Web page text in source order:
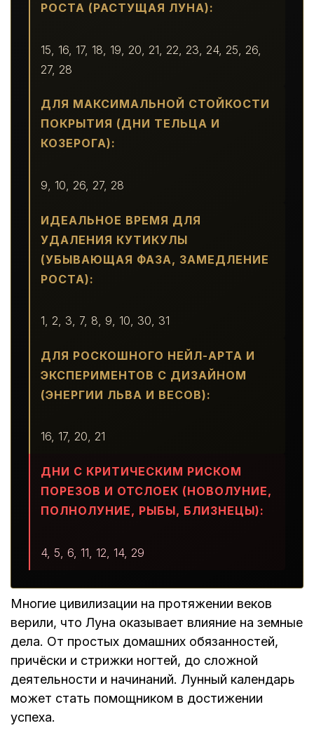
РОСТА (РАСТУЩАЯ ЛУНА):
15, 16, 17, 18, 19, 20, 21, 22, 23, 24, 25, 26,
27, 28
ДЛЯ МАКСИМАЛЬНОЙ СТОЙКОСТИ
ПОКРЫТИЯ (ДНИ ТЕЛЬЦА И
КОЗЕРОГА):
9, 10, 26, 27, 28
ИДЕАЛЬНОЕ ВРЕМЯ ДЛЯ
УДАЛЕНИЯ КУТИКУЛЫ
(УБЫВАЮЩАЯ ФАЗА, ЗАМЕДЛЕНИЕ
РОСТА):
1, 2, 3, 7, 8, 9, 10, 30, 31
ДЛЯ РОСКОШНОГО НЕЙЛ-АРТА И
ЭКСПЕРИМЕНТОВ С ДИЗАЙНОМ
(ЭНЕРГИИ ЛЬВА И ВЕСОВ):
16, 17, 20, 21
ДНИ С КРИТИЧЕСКИМ РИСКОМ
ПОРЕЗОВ И ОТСЛОЕК (НОВОЛУНИЕ,
ПОЛНОЛУНИЕ, РЫБЫ, БЛИЗНЕЦЫ):
4, 5, 6, 11, 12, 14, 29
Многие цивилизации на протяжении веков
верили, что Луна оказывает влияние на земные
дела. От простых домашних обязанностей,
причёски и стрижки ногтей, до сложной
деятельности и начинаний. Лунный календарь
может стать помощником в достижении
успеха.